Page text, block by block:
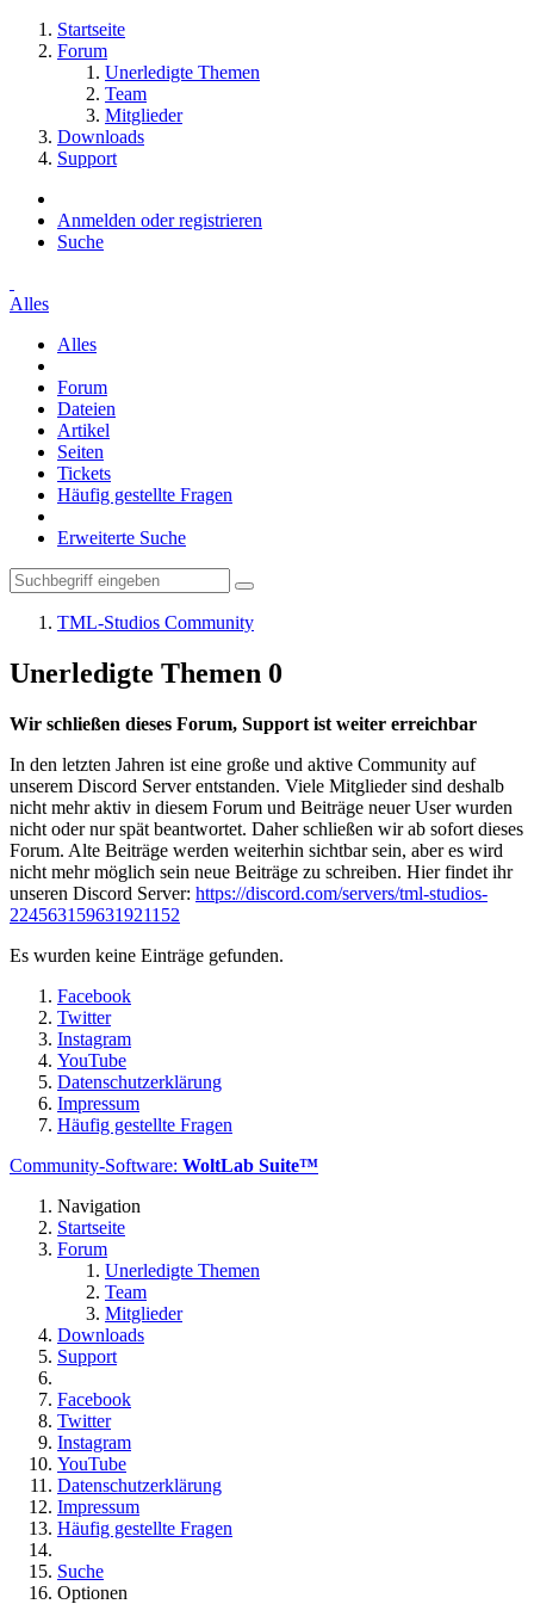
Startseite
Forum
Unerledigte Themen
Team
Mitglieder
Downloads
Support
Anmelden oder registrieren
Suche
Alles
Alles
Forum
Dateien
Artikel
Seiten
Tickets
Häufig gestellte Fragen
Erweiterte Suche
TML-Studios Community
Unerledigte Themen 0
Wir schließen dieses Forum, Support ist weiter erreichbar
In den letzten Jahren ist eine große und aktive Community auf
unserem Discord Server entstanden. Viele Mitglieder sind deshalb
nicht mehr aktiv in diesem Forum und Beiträge neuer User wurden
nicht oder nur spät beantwortet. Daher schließen wir ab sofort dieses
Forum. Alte Beiträge werden weiterhin sichtbar sein, aber es wird
nicht mehr möglich sein neue Beiträge zu schreiben. Hier findet ihr
unseren Discord Server: https://discord.com/servers/tml-studios-
224563159631921152
Es wurden keine Einträge gefunden.
Facebook
Twitter
Instagram
YouTube
Datenschutzerklärung
Impressum
Häufig gestellte Fragen
Community-Software: WoltLab Suite™
Navigation
Startseite
Forum
Unerledigte Themen
Team
Mitglieder
Downloads
Support
Facebook
Twitter
Instagram
YouTube
Datenschutzerklärung
Impressum
Häufig gestellte Fragen
Suche
Optionen